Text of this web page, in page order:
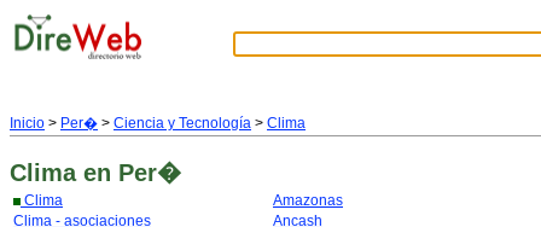
Inicio > Per� > Ciencia y Tecnología > Clima
Clima en Per�
Clima
Clima - asociaciones
Amazonas
Ancash